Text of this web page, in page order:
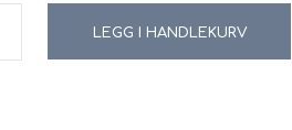
LEGG I HANDLEKURV